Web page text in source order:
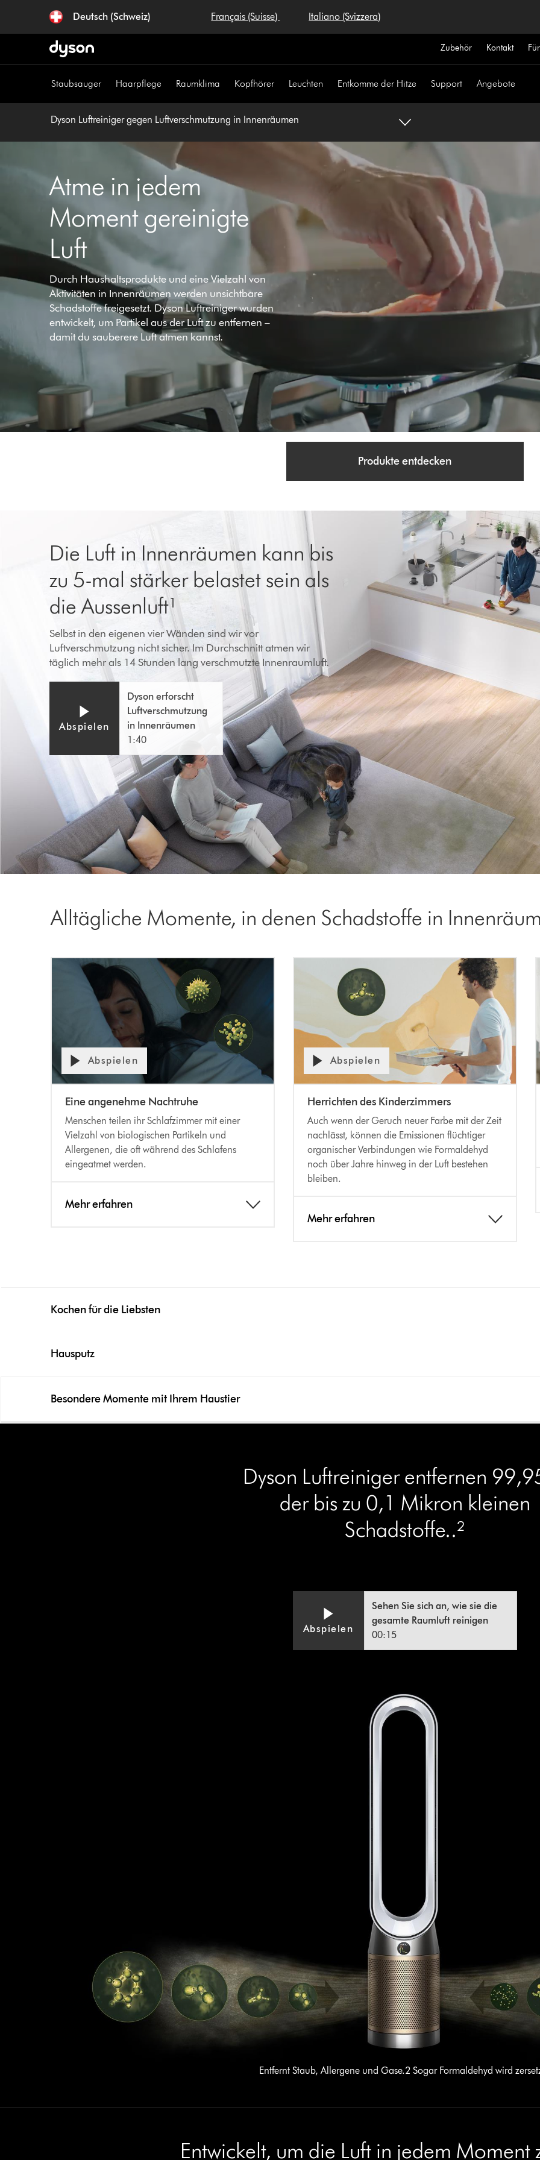
überspringen
Deutsch (Schweiz) Français (Suisse) Italiano (Svizzera)
Zubehör Kontakt
Staubsauger Haarpflege Raumklima Kopfhörer Leuchten Entkomme der Hitze Support Angebote
Dyson Luftreiniger gegen Luftverschmutzung in Innenräumen
Atme in jedem
Moment gereinigte
Luft
Durch Haushaltsprodukte und eine Vielzahl von
Aktivitäten in Innenräumen werden unsichtbare
Schadstoffe freigesetzt. Dyson Luftreiniger wurden
entwickelt, um Partikel aus der Luft zu entfernen –
damit du sauberere Luft atmen kannst.
Produkte entdecken
Die Luft in Innenräumen kann bis
zu 5-mal stärker belastet sein als
die Aussenluft¹
Selbst in den eigenen vier Wänden sind wir vor
Luftverschmutzung nicht sicher. Im Durchschnitt atmen wir
täglich mehr als 14 Stunden lang verschmutzte Innenraumluft.
Transcript
Abspielen
Dyson erforscht
Luftverschmutzung
in Innenräumen
1:40
Alltägliche Momente, in denen Schadstoffe in
Abspielen
Eine angenehme Nachtruhe
Menschen teilen ihr Schlafzimmer mit einer
Vielzahl von biologischen Partikeln und
Allergenen, die oft während des Schlafens
eingeatmet werden.
Mehr erfahren
Abspielen
Herrichten des Kinderzimmers
Auch wenn der Geruch neuer Farbe mit der Zeit
nachlässt, können die Emissionen flüchtiger
organischer Verbindungen wie Formaldehyd
noch über Jahre hinweg in der Luft bestehen
bleiben.
Mehr erfahren
Kochen für die Liebsten
Hausputz
Besondere Momente mit Ihrem Haustier
Dyson Luftreiniger entfernen
der bis zu 0,1 Mikron kleinen
Schadstoffe..²
Transcript
Transkript
Abspielen
Sehen Sie sich an, wie sie die
gesamte Raumluft reinigen
00:15
Entfernt Staub, Allergene und Gase.2 Sogar Formaldehyd wird
Entwickelt, um die Luft in jedem Moment